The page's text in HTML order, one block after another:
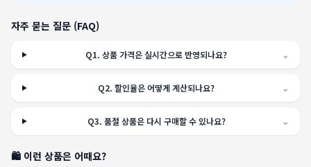
자주 묻는 질문 (FAQ)
Q1.상품 가격은 실시간으로 반영되나요? ⌄
Q2.할인율은 어떻게 계산되나요? ⌄
Q3. 품절 상품은 다시 구매할 수 있나요? ⌄
🛍️ 이런 상품은 어때요?